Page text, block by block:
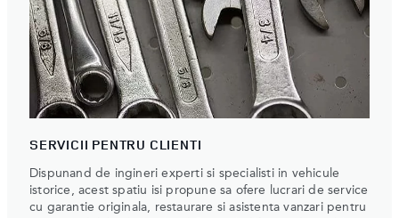
SERVICII PENTRU CLIENTI
Dispunand de ingineri experti si specialisti in vehicule
istorice, acest spatiu isi propune sa ofere lucrari de service
cu garantie originala, restaurare si asistenta vanzari pentru